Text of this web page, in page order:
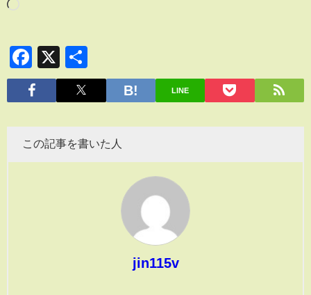
Facebook
X
有
LINE
この記事を書いた人
jin115v